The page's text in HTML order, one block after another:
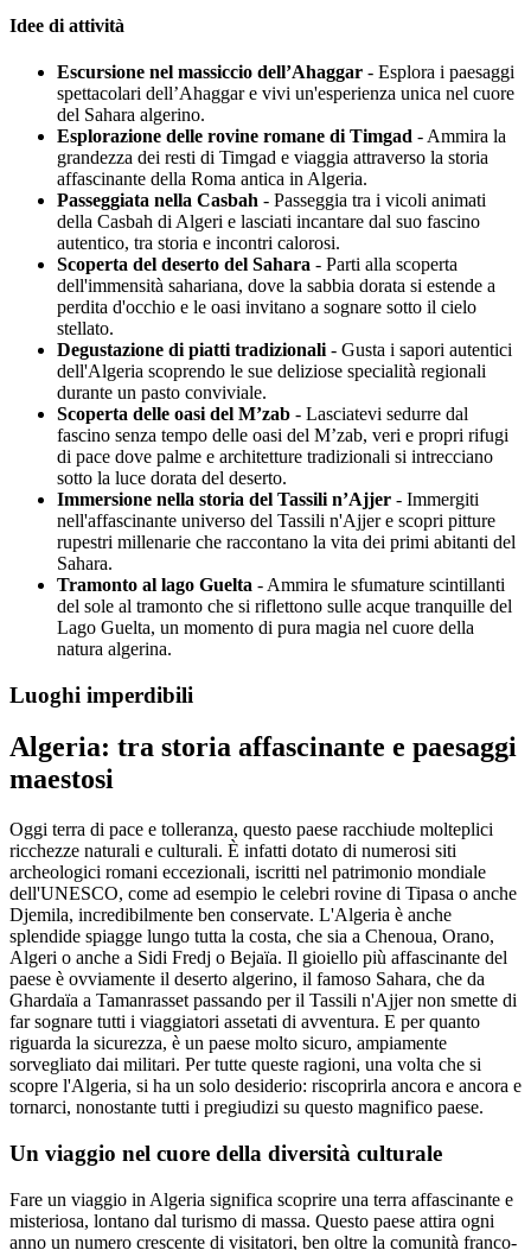
Idee di attività
Escursione nel massiccio dell’Ahaggar - Esplora i paesaggi
spettacolari dell’Ahaggar e vivi un'esperienza unica nel cuore
del Sahara algerino.
Esplorazione delle rovine romane di Timgad - Ammira la
grandezza dei resti di Timgad e viaggia attraverso la storia
affascinante della Roma antica in Algeria.
Passeggiata nella Casbah - Passeggia tra i vicoli animati
della Casbah di Algeri e lasciati incantare dal suo fascino
autentico, tra storia e incontri calorosi.
Scoperta del deserto del Sahara - Parti alla scoperta
dell'immensità sahariana, dove la sabbia dorata si estende a
perdita d'occhio e le oasi invitano a sognare sotto il cielo
stellato.
Degustazione di piatti tradizionali - Gusta i sapori autentici
dell'Algeria scoprendo le sue deliziose specialità regionali
durante un pasto conviviale.
Scoperta delle oasi del M’zab - Lasciatevi sedurre dal
fascino senza tempo delle oasi del M’zab, veri e propri rifugi
di pace dove palme e architetture tradizionali si intrecciano
sotto la luce dorata del deserto.
Immersione nella storia del Tassili n’Ajjer - Immergiti
nell'affascinante universo del Tassili n'Ajjer e scopri pitture
rupestri millenarie che raccontano la vita dei primi abitanti del
Sahara.
Tramonto al lago Guelta - Ammira le sfumature scintillanti
del sole al tramonto che si riflettono sulle acque tranquille del
Lago Guelta, un momento di pura magia nel cuore della
natura algerina.
Luoghi imperdibili
Algeria: tra storia affascinante e paesaggi
maestosi
Oggi terra di pace e tolleranza, questo paese racchiude molteplici
ricchezze naturali e culturali. È infatti dotato di numerosi siti
archeologici romani eccezionali, iscritti nel patrimonio mondiale
dell'UNESCO, come ad esempio le celebri rovine di Tipasa o anche
Djemila, incredibilmente ben conservate. L'Algeria è anche
splendide spiagge lungo tutta la costa, che sia a Chenoua, Orano,
Algeri o anche a Sidi Fredj o Bejaïa. Il gioiello più affascinante del
paese è ovviamente il deserto algerino, il famoso Sahara, che da
Ghardaïa a Tamanrasset passando per il Tassili n'Ajjer non smette di
far sognare tutti i viaggiatori assetati di avventura. E per quanto
riguarda la sicurezza, è un paese molto sicuro, ampiamente
sorvegliato dai militari. Per tutte queste ragioni, una volta che si
scopre l'Algeria, si ha un solo desiderio: riscoprirla ancora e ancora e
tornarci, nonostante tutti i pregiudizi su questo magnifico paese.
Un viaggio nel cuore della diversità culturale
Fare un viaggio in Algeria significa scoprire una terra affascinante e
misteriosa, lontano dal turismo di massa. Questo paese attira ogni
anno un numero crescente di visitatori, ben oltre la comunità franco-